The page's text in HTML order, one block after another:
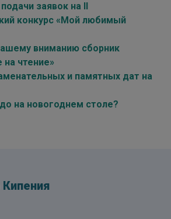
заявок на II
конкурс «Мой любимый
вниманию сборник
чтение»
и памятных дат на
на новогоднем столе?